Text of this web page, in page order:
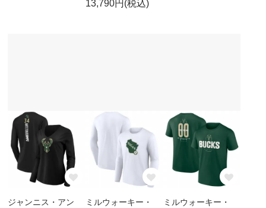
13,790円(税込)
ジャンニス・アン
ミルウォーキー・
ミルウォーキー・